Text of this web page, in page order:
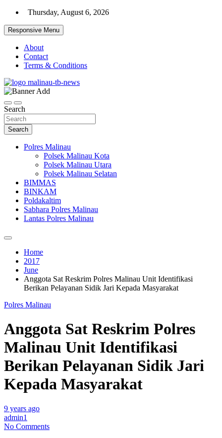
Skip
content
Thursday, August 6, 2026
Responsive Menu
About
Contact
Terms & Conditions
Pelangiresmalinau.com
Search
Search
Polres Malinau
Polsek Malinau Kota
Polsek Malinau Utara
Polsek Malinau Selatan
BIMMAS
BINKAM
Poldakaltim
Sabhara Polres Malinau
Lantas Polres Malinau
Home
2017
June
Anggota Sat Reskrim Polres Malinau Unit Identifikasi
Berikan Pelayanan Sidik Jari Kepada Masyarakat
Polres Malinau
Anggota Sat Reskrim Polres
Malinau Unit Identifikasi
Berikan Pelayanan Sidik Jari
Kepada Masyarakat
9 years ago
admin1
No Comments